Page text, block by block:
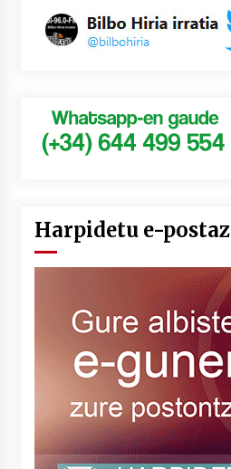
Harpidetu e-postaz